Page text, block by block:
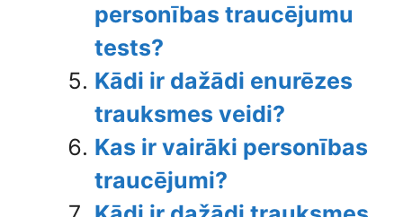
personības traucējumu
tests?
Kādi ir dažādi enurēzes
trauksmes veidi?
Kas ir vairāki personības
traucējumi?